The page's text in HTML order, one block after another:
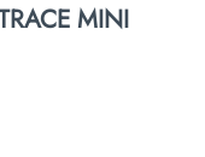
MINI